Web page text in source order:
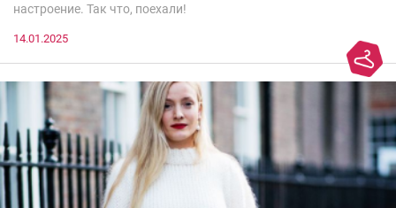
настроение. Так что, поехали!
14.01.2025